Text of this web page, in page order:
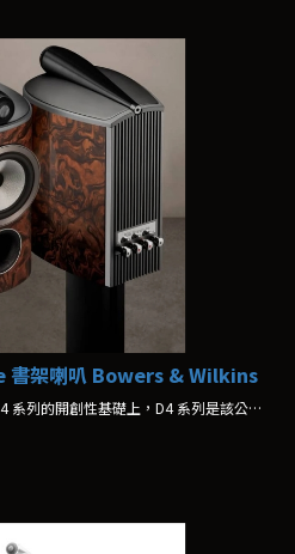
架喇叭 Bowers & Wilkins
800 系列 Signature 型號建立在 D4 系列的開創性基礎上，D4 系列是該公司迄今為止最先進的揚聲器系列。全新 800 D4 Signature 系列將創新技術、永恆的設計和對細節的無限關注融為一體，打造出絕對的參考。